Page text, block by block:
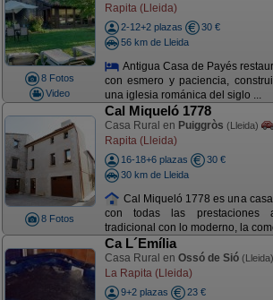
8 Fotos
Video
Rapita (Lleida)
2-12+2 plazas
30 €
56 km de Lleida
Antigua Casa de Payés
con esmero y paciencia,
una iglesia románica del siglo ...
8 Fotos
Cal Miqueló 1778
Casa Rural en Puiggròs (Lleida)
Rapita (Lleida)
16-18+6 plazas
30 €
30 km de Lleida
Cal Miqueló 1778 es una
con todas las prestaciones
tradicional con lo moderno, la
Ca L´Emília
Casa Rural en Ossó de Sió (Lleida)
La Rapita (Lleida)
9+2 plazas
23 €